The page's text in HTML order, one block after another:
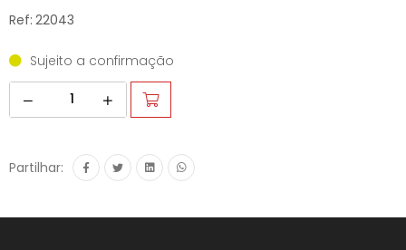
Ref: 22043
Sujeito a confirmação
Partilhar: